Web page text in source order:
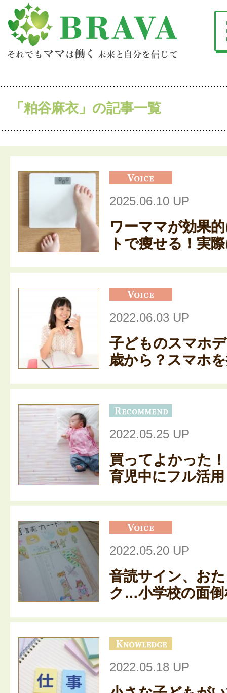
「粕谷麻衣」の記事一覧
2025.06.10 UP
ワーママが効果
トで痩せる！実
2022.06.03 UP
子どものスマホ
歳から？スマホ
2022.05.25 UP
買ってよかった
育児中にフル活
2022.05.20 UP
音読サイン、お
ク…小学校の面倒
2022.05.18 UP